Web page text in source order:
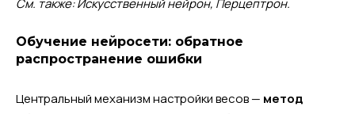
См. также: Искусственный нейрон, Перцептрон.
Обучение нейросети: обратное
распространение ошибки
Центральный механизм настройки весов — метод